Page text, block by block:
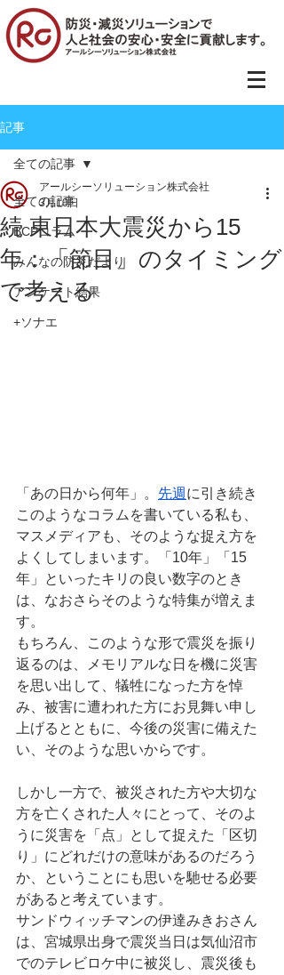
記事
全ての記事
BCPコラム
みんなの防災だより
アンケート結果
+ソナエ
全ての記事
続 東日本大震災から15
年：「節目」のタイミング
で考える
アールシーソリューション株式会社
3月10日
「あの日から何年」。 先週 に引き続き
このようなコラムを書いている私も、
マスメディアも、そのような捉え方を
よくしてしまいます。「10年」「15
年」といったキリの良い数字のとき
は、なおさらそのような特集が増えま
す。
もちろん、このような形で震災を振り
返るのは、メモリアルな日を機に災害
を思い出して、犠牲になった方を悼
み、被害に遭われた方にお見舞い申し
上げるとともに、今後の災害に備えた
い、そのような思いからです。
しかし一方で、被災された方や大切な
方を亡くされた人々にとって、そのよ
うに災害を「点」として捉えた「区切
り」にどれだけの意味があるのだろう
か、ということにも思いを馳せる必要
があると考えています。
サンドウィッチマンの伊達みきおさん
は、宮城県出身で震災当日は気仙沼市
でのテレビロケ中に被災し、震災後も